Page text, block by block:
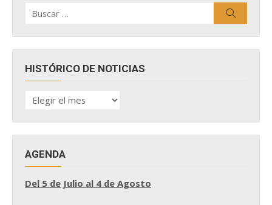
por:
HISTÓRICO DE NOTICIAS
HISTÓRICO
DE
AGENDA
Del 5 de Julio al 4 de Agosto